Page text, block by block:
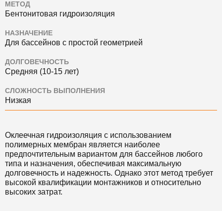
МЕТОД
Бентонитовая гидроизоляция
НАЗНАЧЕНИЕ
Для бассейнов с простой геометрией
ДОЛГОВЕЧНОСТЬ
Средняя (10-15 лет)
СЛОЖНОСТЬ ВЫПОЛНЕНИЯ
Низкая
Оклеечная гидроизоляция с использованием
полимерных мембран является наиболее
предпочтительным вариантом для бассейнов любого
типа и назначения, обеспечивая максимальную
долговечность и надежность. Однако этот метод требует
высокой квалификации монтажников и относительно
высоких затрат.